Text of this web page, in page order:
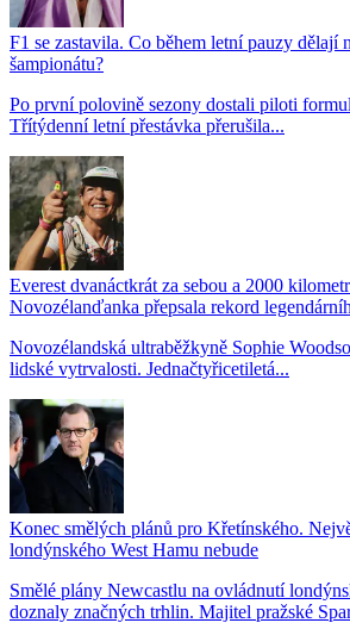
F1 se zastavila. Co během letní pauzy dělají
šampionátu?
Po první polovině sezony dostali piloti
Třítýdenní letní přestávka přerušila...
Everest dvanáctkrát za sebou a 2000
Novozélanďanka přepsala rekord
Novozélandská ultraběžkyně Sophie
lidské vytrvalosti. Jednačtyřicetiletá...
Konec smělých plánů pro Křetínského.
londýnského West Hamu nebude
Smělé plány Newcastlu na ovládnutí
doznaly značných trhlin. Majitel pražské